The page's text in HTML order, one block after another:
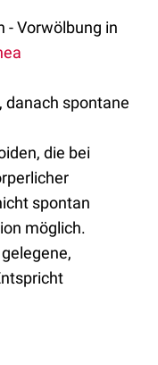
- Vorwölbung in
danach spontane
die bei
spontan
möglich.
gelegene,